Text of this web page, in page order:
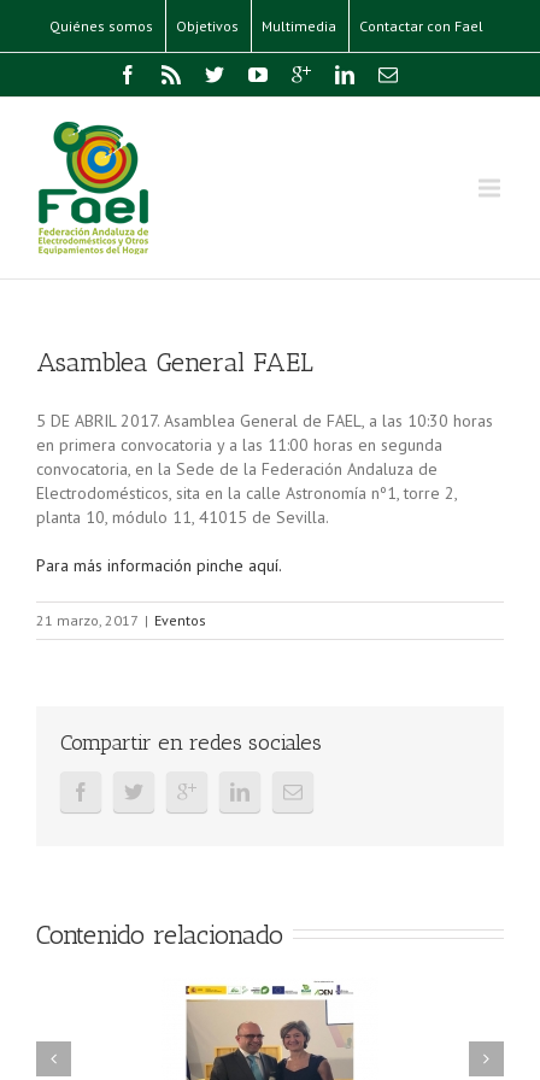
Quiénes somos Objetivos Multimedia Contactar con Fael
Asamblea General FAEL
5 DE ABRIL 2017. Asamblea General de FAEL, a las 10:30 horas
en primera convocatoria y a las 11:00 horas en segunda
convocatoria, en la Sede de la Federación Andaluza de
Electrodomésticos, sita en la calle Astronomía nº1, torre 2,
planta 10, módulo 11, 41015 de Sevilla.
Para más información pinche aquí.
21 marzo, 2017 | Eventos
Compartir en redes sociales
Contenido relacionado
asiste al acto